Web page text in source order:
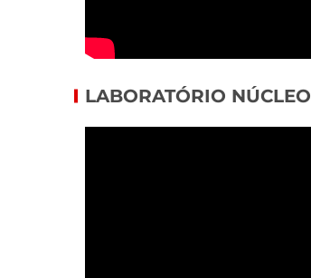
LABORATÓRIO NÚCLEO